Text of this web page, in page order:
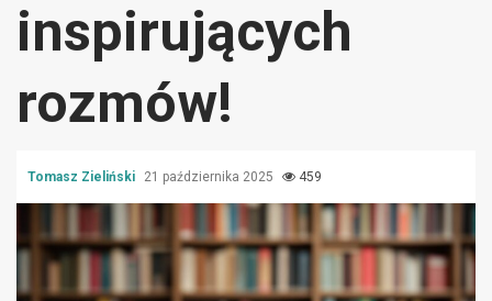
inspirujących
rozmów!
Tomasz Zieliński 21 października 2025 459